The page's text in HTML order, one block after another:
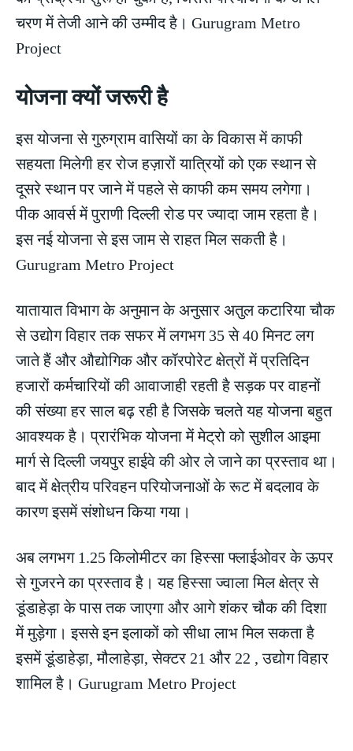
चरण में तेजी आने की उम्मीद है। Gurugram Metro
Project
योजना क्यों जरूरी है
इस योजना से गुरुग्राम वासियों का के विकास में काफी
सहयता मिलेगी हर रोज हज़ारों यात्रियों को एक स्थान से
दूसरे स्थान पर जाने में पहले से काफी कम समय लगेगा।
पीक आवर्स में पुराणी दिल्ली रोड पर ज्यादा जाम रहता है।
इस नई योजना से इस जाम से राहत मिल सकती है।
Gurugram Metro Project
यातायात विभाग के अनुमान के अनुसार अतुल कटारिया चौक
से उद्योग विहार तक सफर में लगभग 35 से 40 मिनट लग
जाते हैं और औद्योगिक और कॉरपोरेट क्षेत्रों में प्रतिदिन
हजारों कर्मचारियों की आवाजाही रहती है सड़क पर वाहनों
की संख्या हर साल बढ़ रही है जिसके चलते यह योजना बहुत
आवश्यक है। प्रारंभिक योजना में मेट्रो को सुशील आइमा
मार्ग से दिल्ली जयपुर हाईवे की ओर ले जाने का प्रस्ताव था।
बाद में क्षेत्रीय परिवहन परियोजनाओं के रूट में बदलाव के
कारण इसमें संशोधन किया गया।
अब लगभग 1.25 किलोमीटर का हिस्सा फ्लाईओवर के ऊपर
से गुजरने का प्रस्ताव है। यह हिस्सा ज्वाला मिल क्षेत्र से
डूंडाहेड़ा के पास तक जाएगा और आगे शंकर चौक की दिशा
में मुड़ेगा। इससे इन इलाकों को सीधा लाभ मिल सकता है
इसमें डूंडाहेड़ा, मौलाहेड़ा, सेक्टर 21 और 22 , उद्योग विहार
शामिल है। Gurugram Metro Project